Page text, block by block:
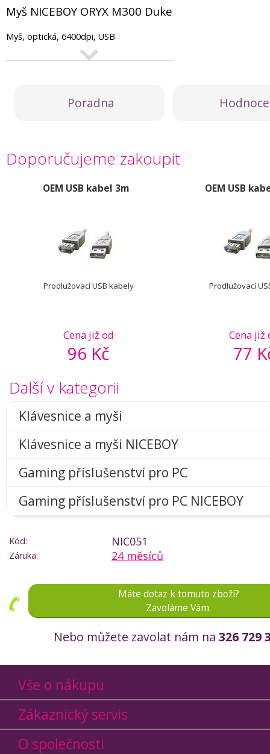
Myš NICEBOY ORYX M300 Duke
Myš, optická, 6400dpi, USB
Poradna
Doporučujeme zakoupit
OEM USB kabel 3m
Cena již od
96 Kč
Prodlužovací USB kabely
OEM USB
Cena již
77
Prodlužovací
Další v kategorii
Klávesnice a myši
Klávesnice a myši NICEBOY
Gaming příslušenství pro PC
Gaming příslušenství pro PC NICEBOY
Kód: NIC051
Záruka: 24 měsíců
Máte dotaz k tomuto zboží?
Zavoláme Vám.
Nebo můžete zavolat nám na 326 729
Vše o nákupu
Zákaznický servis
O společnosti